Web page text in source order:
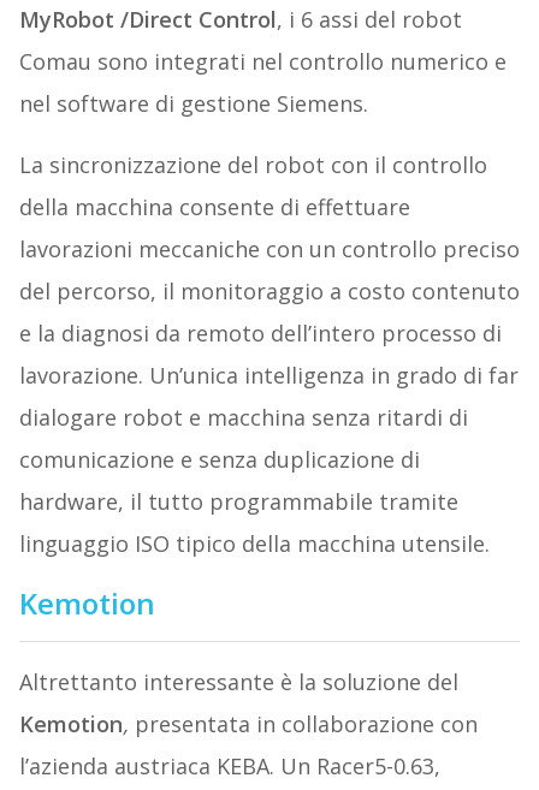
MyRobot /Direct Control, i 6 assi del robot
Comau sono integrati nel controllo numerico e
nel software di gestione Siemens.
La sincronizzazione del robot con il controllo
della macchina consente di effettuare
lavorazioni meccaniche con un controllo preciso
del percorso, il monitoraggio a costo contenuto
e la diagnosi da remoto dell’intero processo di
lavorazione. Un’unica intelligenza in grado di far
dialogare robot e macchina senza ritardi di
comunicazione e senza duplicazione di
hardware, il tutto programmabile tramite
linguaggio ISO tipico della macchina utensile.
Kemotion
Altrettanto interessante è la soluzione del
Kemotion, presentata in collaborazione con
l’azienda austriaca KEBA. Un Racer5-0.63,